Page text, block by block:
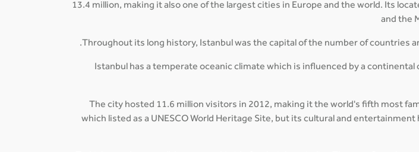
13.4 million, making it also one of the largest cities in Europe and the world. Its
and the
Throughout its long history, Istanbul was the capital of the number of countries
Istanbul has a temperate oceanic climate which is influenced by a
The city hosted 11.6 million visitors in 2012, making it the world's fifth most
which listed as a UNESCO World Heritage Site, but its cultural and